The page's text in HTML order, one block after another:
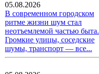
05.08.2026
В современном городском
ритме жизни шум стал
неотъемлемой частью быта.
Громкие улицы, соседские
шумы, транспорт — все...